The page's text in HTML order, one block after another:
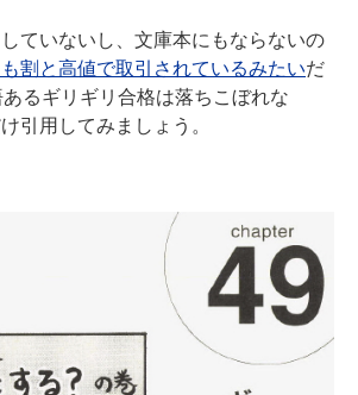
ていないし、文庫本にもならないの
割と高値で取引されているみたいだ
るギリギリ合格は落ちこぼれな
引用してみましょう。